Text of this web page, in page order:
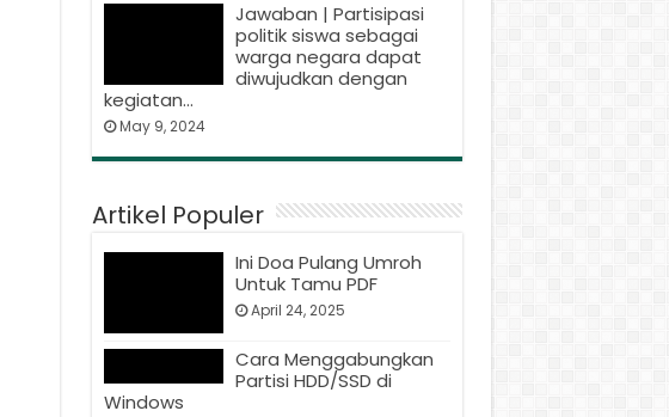
Jawaban | Partisipasi
politik siswa sebagai
warga negara dapat
diwujudkan dengan
kegiatan…
May 9, 2024
Artikel Populer
Ini Doa Pulang Umroh
Untuk Tamu PDF
April 24, 2025
Cara Menggabungkan
Partisi HDD/SSD di
Windows